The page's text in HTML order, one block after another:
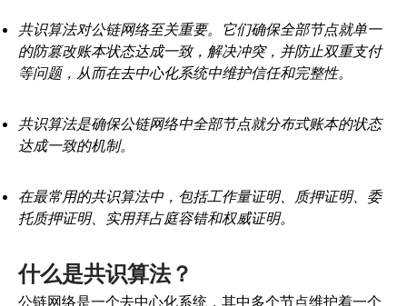
共识算法对公链网络至关重要。它们确保全部节点就单一
的防篡改账本状态达成一致，解决冲突，并防止双重支付
等问题，从而在去中心化系统中维护信任和完整性。
共识算法是确保公链网络中全部节点就分布式账本的状态
达成一致的机制。
在最常用的共识算法中，包括工作量证明、质押证明、委
托质押证明、实用拜占庭容错和权威证明。
什么是共识算法？
公链网络是一个去中心化系统，其中多个节点维护着一个